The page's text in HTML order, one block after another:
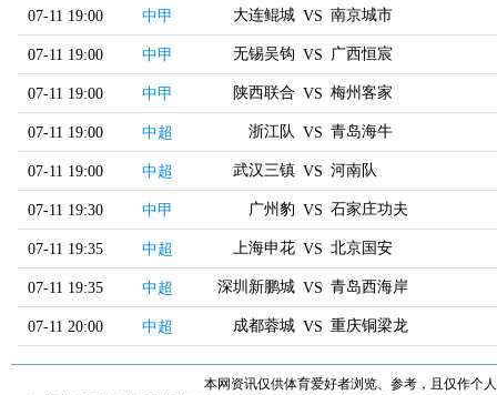
07-11 19:00 中甲 大连鲲城 VS 南京城市
07-11 19:00 中甲 无锡吴钩 VS 广西恒宸
07-11 19:00 中甲 陕西联合 VS 梅州客家
07-11 19:00 中超 浙江队 VS 青岛海牛
07-11 19:00 中超 武汉三镇 VS 河南队
07-11 19:30 中甲 广州豹 VS 石家庄功夫
07-11 19:35 中超 上海申花 VS 北京国安
07-11 19:35 中超 深圳新鹏城 VS 青岛西海岸
07-11 20:00 中超 成都蓉城 VS 重庆铜梁龙
本网资讯仅供体育爱好者浏览、参考，且仅作个